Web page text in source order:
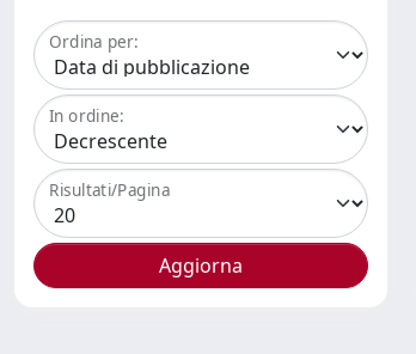
Ordina per:
In ordine:
Risultati/Pagina